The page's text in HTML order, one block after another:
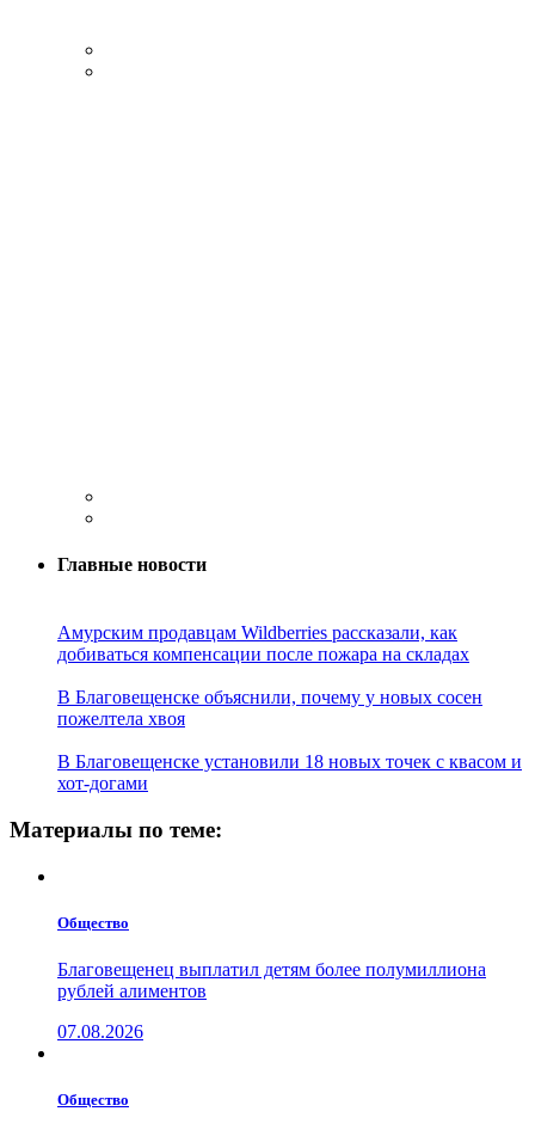
Главные новости
Амурским продавцам Wildberries рассказали, как
добиваться компенсации после пожара на складах
В Благовещенске объяснили, почему у новых сосен
пожелтела хвоя
В Благовещенске установили 18 новых точек с квасом и
хот-догами
Материалы по теме:
Общество
Благовещенец выплатил детям более полумиллиона
рублей алиментов
07.08.2026
Общество